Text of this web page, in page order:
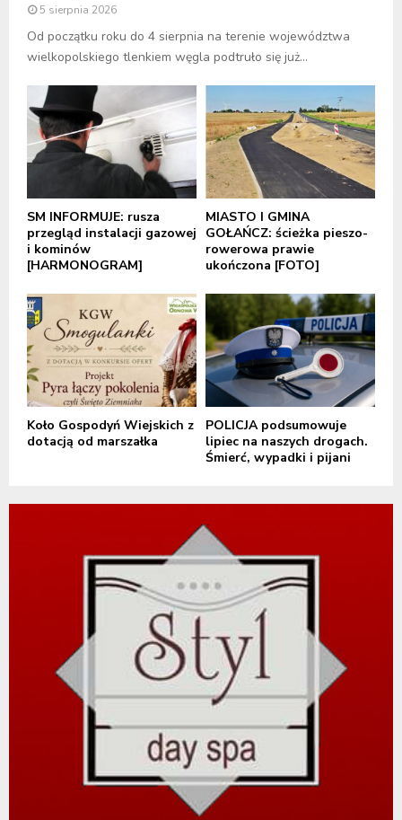
5 sierpnia 2026
Od początku roku do 4 sierpnia na terenie województwa
wielkopolskiego tlenkiem węgla podtruło się już...
SM INFORMUJE: rusza
przegląd instalacji gazowej
i kominów
[HARMONOGRAM]
MIASTO I GMINA
GOŁAŃCZ: ścieżka pieszo-
rowerowa prawie
ukończona [FOTO]
Koło Gospodyń Wiejskich z
dotacją od marszałka
POLICJA podsumowuje
lipiec na naszych drogach.
Śmierć, wypadki i pijani